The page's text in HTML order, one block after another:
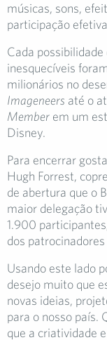
músicas, sons,
participação
Cada
inesquecíveis
milionários no
Imageneers até o
Member em um
Disney.
Para encerrar
Hugh Forrest,
de abertura que o
maior delegação
1.900
dos
Usando este lado
desejo muito que
novas ideias,
para o nosso país.
que a criatividade